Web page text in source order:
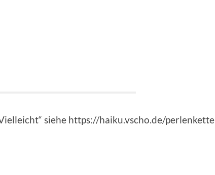
siehe https://haiku.vscho.de/perlenkette